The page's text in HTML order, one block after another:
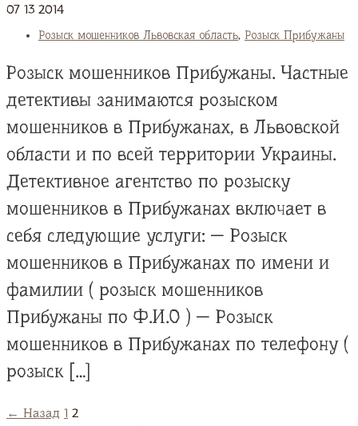
07 13 2014
Розыск мошенников Львовская область, Розыск Прибужаны
Розыск мошенников Прибужаны. Частные
детективы занимаются розыском
мошенников в Прибужанах, в Львовской
области и по всей территории Украины.
Детективное агентство по розыску
мошенников в Прибужанах включает в
себя следующие услуги: — Розыск
мошенников в Прибужанах по имени и
фамилии ( розыск мошенников
Прибужаны по Ф.И.О ) — Розыск
мошенников в Прибужанах по телефону (
розыск […]
← Назад 1 2